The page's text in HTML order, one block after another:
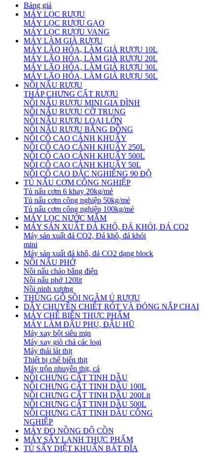
Bảng giá
MÁY LỌC RƯỢU
MÁY LỌC RƯỢU GẠO
MÁY LỌC RƯỢU VANG
MÁY LÀM GIÀ RƯỢU
MÁY LÃO HÓA, LÀM GIÀ RƯỢU 10L
MÁY LÃO HÓA, LÀM GIÀ RƯỢU 20L
MÁY LÃO HÓA, LÀM GIÀ RƯỢU 30L
MÁY LÃO HÓA, LÀM GIÀ RƯỢU 50L
NỒI NẤU RƯỢU
THÁP CHƯNG CẤT RƯỢU
NỒI NẤU RƯỢU MINI GIA ĐÌNH
NỒI NẤU RƯỢU CỠ TRUNG
NỒI NẤU RƯỢU LOẠI LỚN
NỒI NẤU RƯỢU BẰNG ĐỒNG
NỒI CÔ CAO CÁNH KHUẤY
NỒI CÔ CAO CÁNH KHUẤY 250L
NỒI CÔ CAO CÁNH KHUẤY 500L
NỒI CÔ CAO CÁNH KHUẤY 50L
NỒI CÔ CAO ĐẶC NGHIÊNG 90 ĐỘ
TỦ NẤU CƠM CÔNG NGHIỆP
Tủ nấu cơm 6 khay 20kg/mẻ
Tủ nấu cơm công nghiệp 50kg/mẻ
Tủ nấu cơm công nghiệp 100kg/mẻ
MÁY LỌC NƯỚC MẮM
MÁY SẢN XUẤT ĐÁ KHÔ, ĐÁ KHÓI, ĐÁ CO2
Máy sản xuất đá CO2, Đá khô, đá khói
mini
Máy sản xuất đá khô, đá CO2 dạng block
NỒI NẤU PHỞ
Nồi nấu cháo bằng điện
Nồi nấu phở 120lit
Nồi ninh xương
THÙNG GỖ SỒI NGÂM Ủ RƯỢU
DÂY CHUYỀN CHIẾT RÓT VÀ ĐÓNG NẮP CHAI
MÁY CHẾ BIẾN THỰC PHẨM
MÁY LÀM ĐẬU PHỤ, ĐẬU HŨ
Máy xay bột siêu mịn
Máy xay giò chả các loại
Máy thái lát thịt
Thiết bị chế biến thịt
Máy trộn nhuyễn thịt, cá
NỒI CHƯNG CẤT TINH DẦU
NỒI CHƯNG CẤT TINH DẦU 100L
NỒI CHƯNG CẤT TINH DẦU 200Lit
NỒI CHƯNG CẤT TINH DẦU 500L
NỒI CHƯNG CẤT TINH DẦU CÔNG
NGHIỆP
MÁY ĐO NỒNG ĐỘ CỒN
MÁY SẤY LẠNH THỰC PHẨM
TỦ SẤY DIỆT KHUẨN BÁT ĐĨA